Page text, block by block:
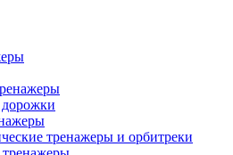
тренажеры и орбитреки